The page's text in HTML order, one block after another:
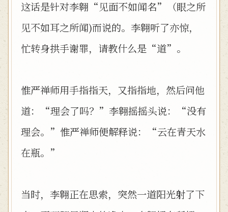
这话是针对李翱“见面不如闻名”（眼之所
见不如耳之所闻)而说的。李翱听了亦惊，
忙转身拱手谢罪，请教什么是“道”。
惟严禅师用手指指天，又指指地，然后问他
道：“理会了吗？”李翱摇摇头说：“没有
理会。”惟严禅师便解释说：“云在青天水
在瓶。”
当时，李翱正在思索，突然一道阳光射了下